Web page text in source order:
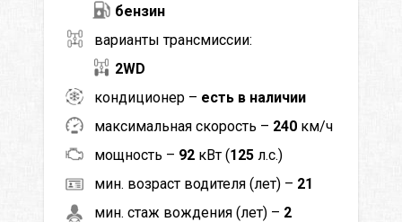
бензин
варианты трансмиссии:
2WD
кондиционер – есть в наличии
максимальная скорость – 240 км/ч
мощность – 92 кВт (125 л.с.)
мин. возраст водителя (лет) – 21
мин. стаж вождения (лет) – 2